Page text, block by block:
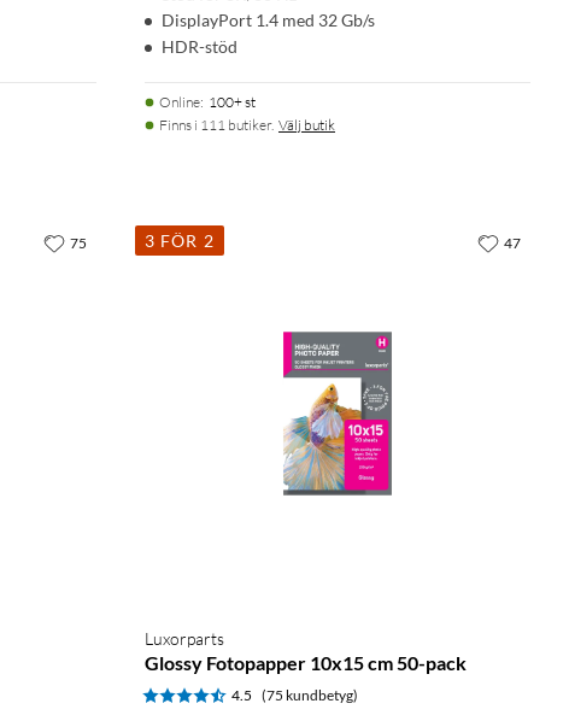
DisplayPort 1.4 med 32 Gb/s
HDR-stöd
Online: 100+ st
Finns i 111 butiker. Välj butik
75 3 FÖR 2
Luxorparts
Glossy Fotopapper 10x15 cm 50-pack
4.5 (75 kundbetyg)
47